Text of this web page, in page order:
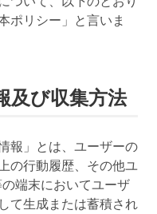
ポリシー」と言いま
及び収集方法
報」とは、ユーザーの
の行動履歴、その他ユ
端末においてユーザ
て生成または蓄積され